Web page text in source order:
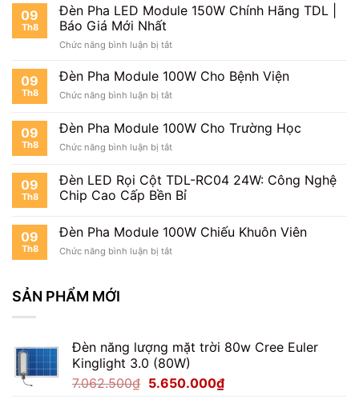
Tế
150W
Từ
Đến
09
Th8
Đèn Pha LED Module 150W Chính Hãng TDL |
Báo Giá Mới Nhất
Chức năng bình luận bị tắtở
Pha
Module
Chính
TDL
Báo
Giá
09
Th8
Đèn Pha Module 100W Cho Bệnh Viện
Chức năng bình luận bị tắtở
Pha
Module
100W
Bệnh
Viện
09
Th8
Đèn Pha Module 100W Cho Trường Học
Chức năng bình luận bị tắtở
Pha
Module
100W
Trường
09
Th8
Đèn LED Rọi Cột TDL-RC04 24W: Công Nghệ
Chip Cao Cấp Bền Bỉ
09
Th8
Đèn Pha Module 100W Chiếu Khuôn Viên
Chức năng bình luận bị tắtở
Viên
SẢN PHẨM MỚI
Đèn năng lượng mặt trời 80w Cree Euler
Kinglight 3.0 (80W)
7.062.500₫ Giá
5.650.000₫Giá